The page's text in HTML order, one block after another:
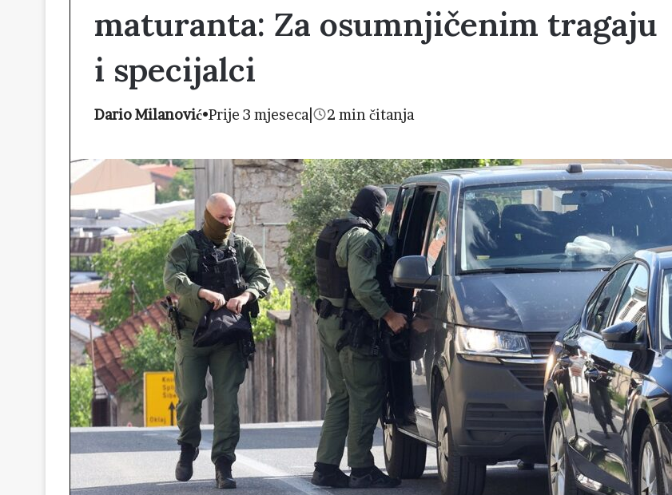
maturanta: Za osumnjičenim tragaju
i specijalci
Dario Milanović•Prije 3 mjeseca 2 min čitanja